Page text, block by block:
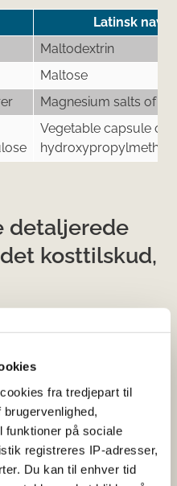
fra tredjepart til
funktioner på sociale
registreres IP-adresser,
Du kan til enhver tid
Latinsk navn
Maltodextrin
Maltose
Magnesium salts of
Vegetable capsule of
detaljerede
kosttilskud,
produktet
og
eller